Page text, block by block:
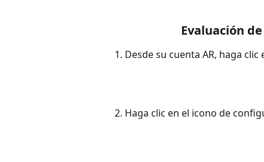
Evaluación
1. Desde su cuenta AR, haga clic
2. Haga clic en el icono de